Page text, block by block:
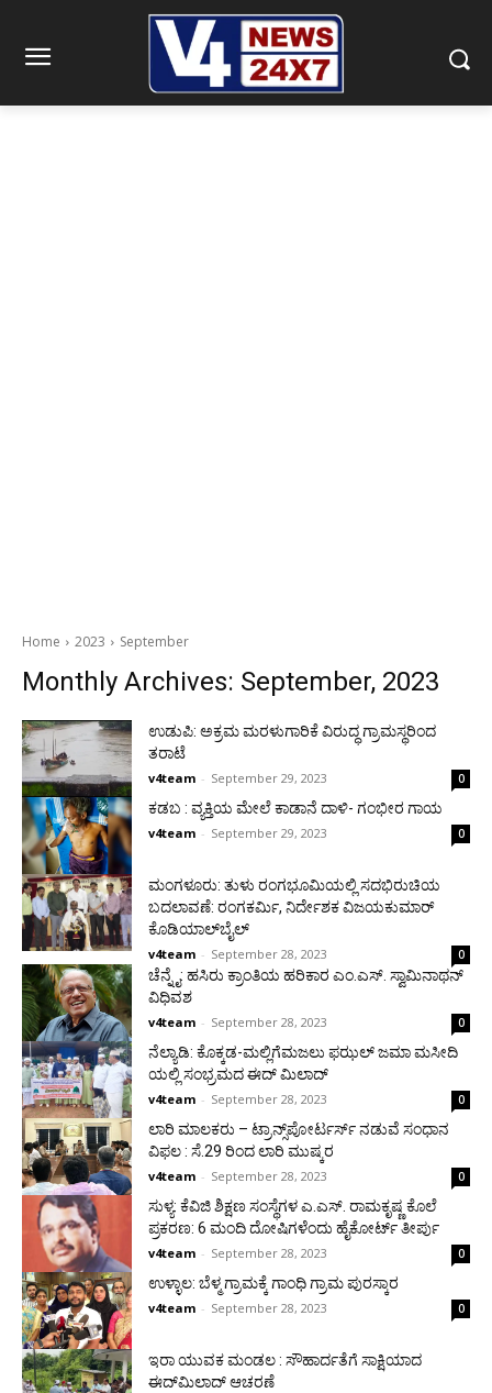
Home 2023 September
Monthly Archives: September, 2023
ಉಡುಪಿ: ಅಕ್ರಮ ಮರಳುಗಾರಿಕೆ ವಿರುದ್ಧ ಗ್ರಾಮಸ್ಥರಿಂದ
ತರಾಟೆ
v4team - September 29, 2023 0
ಕಡಬ : ವ್ಯಕ್ತಿಯ ಮೇಲೆ ಕಾಡಾನೆ ದಾಳಿ- ಗಂಭೀರ ಗಾಯ
v4team - September 29, 2023 0
ಮಂಗಳೂರು: ತುಳು ರಂಗಭೂಮಿಯಲ್ಲಿ ಸದಭಿರುಚಿಯ
ಬದಲಾವಣೆ: ರಂಗಕರ್ಮಿ, ನಿರ್ದೇಶಕ ವಿಜಯಕುಮಾರ್
ಕೊಡಿಯಾಲ್‌ಬೈಲ್
v4team - September 28, 2023 0
ಚೆನ್ನೈ: ಹಸಿರು ಕ್ರಾಂತಿಯ ಹರಿಕಾರ ಎಂ.ಎಸ್. ಸ್ವಾಮಿನಾಥನ್
ವಿಧಿವಶ
v4team - September 28, 2023 0
ನೆಲ್ಯಾಡಿ: ಕೊಕ್ಕಡ-ಮಲ್ಲಿಗೆಮಜಲು ಫಝಲ್ ಜಮಾ ಮಸೀದಿ
ಯಲ್ಲಿ ಸಂಭ್ರಮದ ಈದ್ ಮಿಲಾದ್
v4team - September 28, 2023 0
ಲಾರಿ ಮಾಲಕರು – ಟ್ರಾನ್ಸ್‌ಪೋರ್ಟರ್ಸ್ ನಡುವೆ ಸಂಧಾನ
ವಿಫಲ : ಸೆ.29 ರಿಂದ ಲಾರಿ ಮುಷ್ಕರ
v4team - September 28, 2023 0
ಸುಳ್ಯ: ಕೆವಿಜಿ ಶಿಕ್ಷಣ ಸಂಸ್ಥೆಗಳ ಎ.ಎಸ್. ರಾಮಕೃಷ್ಣ ಕೊಲೆ
ಪ್ರಕರಣ: 6 ಮಂದಿ ದೋಷಿಗಳೆಂದು ಹೈಕೋರ್ಟ್ ತೀರ್ಪು
v4team - September 28, 2023 0
ಉಳ್ಳಾಲ: ಬೆಳ್ಮ ಗ್ರಾಮಕ್ಕೆ ಗಾಂಧಿ ಗ್ರಾಮ ಪುರಸ್ಕಾರ
v4team - September 28, 2023 0
ಇರಾ ಯುವಕ ಮಂಡಲ : ಸೌಹಾರ್ದತೆಗೆ ಸಾಕ್ಷಿಯಾದ
ಈದ್‍ಮಿಲಾದ್ ಆಚರಣೆ